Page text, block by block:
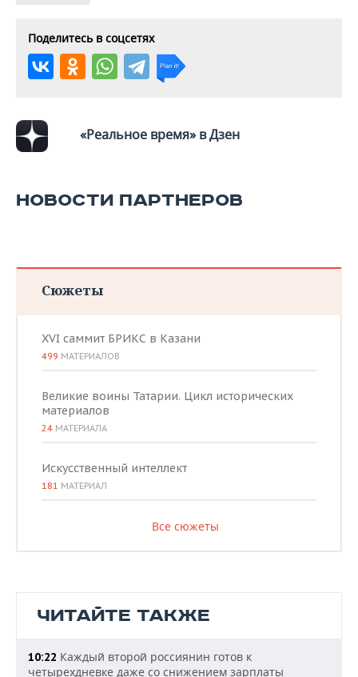
Поделитесь в соцсетях
«Реальное время» в Дзен
НОВОСТИ ПАРТНЕРОВ
Сюжеты
XVI саммит БРИКС в Казани
499 МАТЕРИАЛОВ
Великие воины Татарии. Цикл исторических
материалов
24 МАТЕРИАЛА
Искусственный интеллект
181 МАТЕРИАЛ
Все сюжеты
ЧИТАЙТЕ ТАКЖЕ
10:22 Каждый второй россиянин готов к
четырехдневке даже со снижением зарплаты